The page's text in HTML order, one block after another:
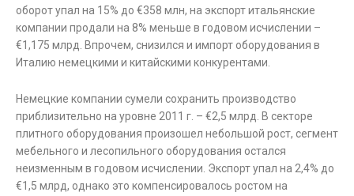
оборот упал на 15% до €358 млн, на экспорт итальянские
компании продали на 8% меньше в годовом исчислении –
€1,175 млрд. Впрочем, снизился и импорт оборудования в
Италию немецкими и китайскими конкурентами.
Немецкие компании сумели сохранить производство
приблизительно на уровне 2011 г. – €2,5 млрд. В секторе
плитного оборудования произошел небольшой рост, сегмент
мебельного и лесопильного оборудования остался
неизменным в годовом исчислении. Экспорт упал на 2,4% до
€1,5 млрд, однако это компенсировалось ростом на